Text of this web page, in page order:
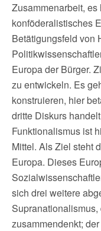
Zusammenarbeit,
konföderalistisches
Betätigungsfeld von
Europa der Bürger.
zu entwickeln. Es
konstruieren, hier
dritte Diskurs
Funktionalismus ist
Mittel. Als Ziel steht
Europa. Dieses
sich drei weitere
zusammendenkt;